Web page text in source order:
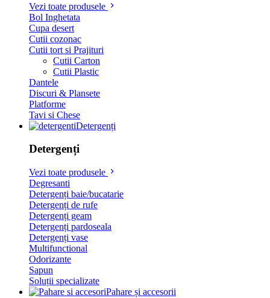
Vezi toate produsele
Bol Inghetata
Cupa desert
Cutii cozonac
Cutii tort si Prajituri
Cutii Carton
Cutii Plastic
Dantele
Discuri & Plansete
Platforme
Tavi si Chese
Detergenți
Detergenți
Vezi toate produsele
Degresanti
Detergenți baie/bucatarie
Detergenți de rufe
Detergenți geam
Detergenți pardoseala
Detergenți vase
Multifunctional
Odorizante
Sapun
Soluții specializate
Pahare și accesorii